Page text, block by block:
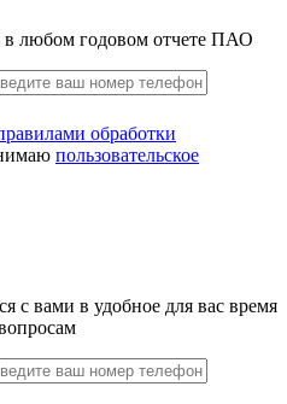
в любом годовом отчете ПАО
обработки
пользовательское
с вами в удобное для вас время